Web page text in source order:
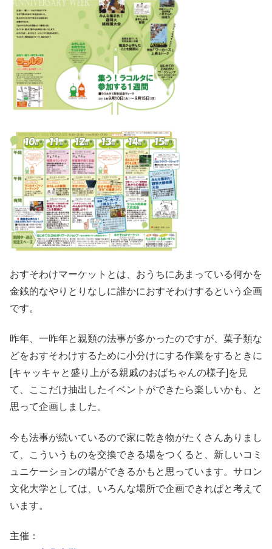
おすそわけマーケットとは、おうちにあまっている何かを
金銭的なやりとりなしに誰かにおすそわけするという企画
です。
昨年、一昨年と親類の法事が多かったのですが、菓子類な
どをおすそわけするために小分けにする作業をするときに
[キャッキャと盛り上がる親戚のおばちゃんの様子]を見
て、ここだけ抽出したイベントができたら楽しいかも、と
思って企画しました。
今も法事が続いているので家に乾き物がたくさんありまし
て、こういうものを交換できる場をつくると、新しいコミ
ュニケーションの場ができるかもと思っています。サロン
文化大学としては、いろんな場所で企画できればと考えて
います。
主催：